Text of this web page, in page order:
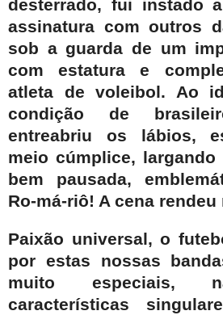
desterrado, fui instado
assinatura com outros
sob a guarda de um
com estatura e
atleta de voleibol. Ao
condição de
entreabriu os lábios,
meio cúmplice,
bem pausada,
Ro-má-riô! A cena rendeu
Paixão universal, o
por estas nossas
muito especiais,
características